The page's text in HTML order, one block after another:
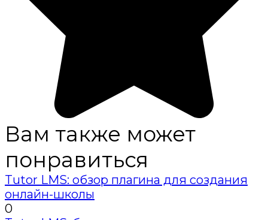
Вам также может
понравиться
Tutor LMS: обзор плагина для создания
онлайн-школы
0